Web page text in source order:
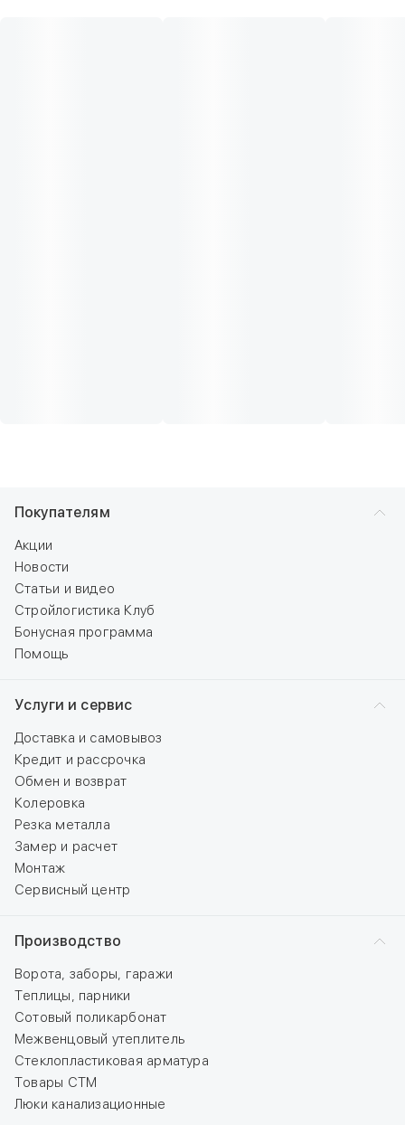
Покупателям
Акции
Новости
Статьи и видео
Стройлогистика Клуб
Бонусная программа
Помощь
Услуги и сервис
Доставка и самовывоз
Кредит и рассрочка
Обмен и возврат
Колеровка
Резка металла
Замер и расчет
Монтаж
Сервисный центр
Производство
Ворота, заборы, гаражи
Теплицы, парники
Сотовый поликарбонат
Межвенцовый утеплитель
Стеклопластиковая арматура
Товары СТМ
Люки канализационные